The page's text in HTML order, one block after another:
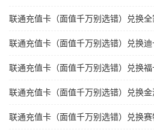
联通充值卡（面值千万别选错）兑换
联通充值卡（面值千万别选错）兑换
联通充值卡（面值千万别选错）兑换
联通充值卡（面值千万别选错）兑换
联通充值卡（面值千万别选错）兑换赛